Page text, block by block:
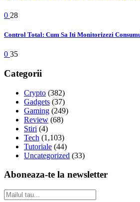
0 28
Control Total: Cum Sa Iti Monitorizezi
0 35
Categorii
Crypto (382)
Gadgets (37)
Gaming (249)
Review (68)
Stiri (4)
Tech (1,103)
Tutoriale (44)
Uncategorized (33)
Aboneaza-te la newsletter